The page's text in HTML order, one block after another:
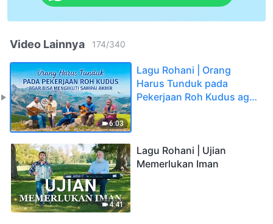
Video Lainnya 174/340
6:03
Lagu Rohani | Orang
Harus Tunduk pada
Pekerjaan Roh Kudus agar
4:41
Lagu Rohani | Ujian
Memerlukan Iman